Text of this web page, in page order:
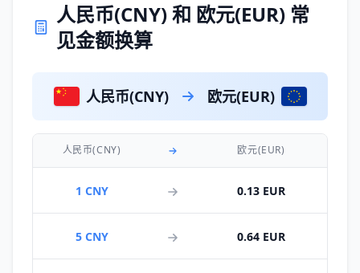
人民币(CNY) 和 欧元(EUR) 常
见金额换算
人民币(CNY) 欧元(EUR)
人民币(CNY) 欧元(EUR)
1 CNY 0.13 EUR
5 CNY 0.64 EUR